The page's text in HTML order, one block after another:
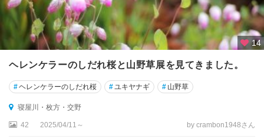
14
ヘレンケラーのしだれ桜と山野草展を見てきました。
#ヘレンケラーのしだれ桜 #ユキヤナギ # 山野草
寝屋川・枚方・交野
42 2025/04/11～ by crambon1948さん